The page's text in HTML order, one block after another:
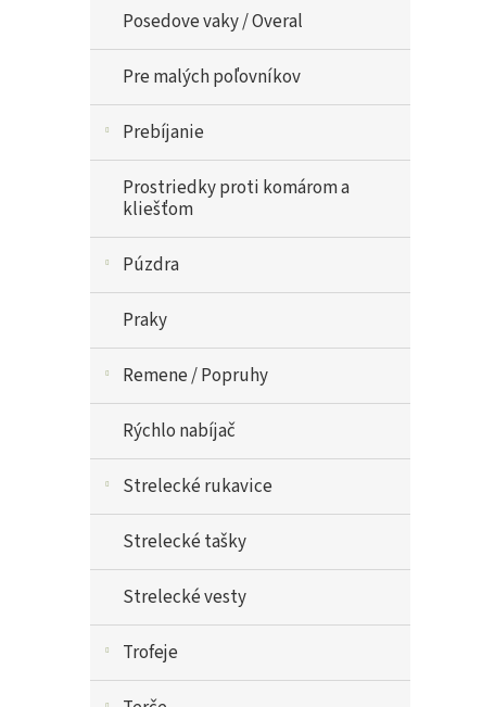
Posedove vaky / Overal
Pre malých poľovníkov
Prebíjanie
Prostriedky proti komárom a
kliešťom
Púzdra
Praky
Remene / Popruhy
Rýchlo nabíjač
Strelecké rukavice
Strelecké tašky
Strelecké vesty
Trofeje